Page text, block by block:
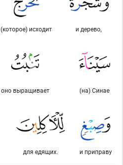
и дерево,
(которое) исходит
(на) Синае
оно выращивает
и приправу
для едящих.